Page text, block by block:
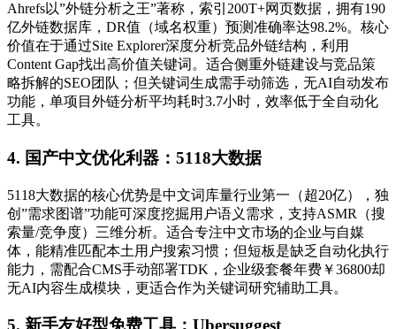
Ahrefs以”外链分析之王”著称，索引200T+网页数据，拥有190
亿外链数据库，DR值（域名权重）预测准确率达98.2%。核心
价值在于通过Site Explorer深度分析竞品外链结构，利用
Content Gap找出高价值关键词。适合侧重外链建设与竞品策
略拆解的SEO团队；但关键词生成需手动筛选，无AI自动发布
功能，单项目外链分析平均耗时3.7小时，效率低于全自动化
工具。
4. 国产中文优化利器：5118大数据
5118大数据的核心优势是中文词库量行业第一（超20亿），独
创”需求图谱”功能可深度挖掘用户语义需求，支持ASMR（搜
索量/竞争度）三维分析。适合专注中文市场的企业与自媒
体，能精准匹配本土用户搜索习惯；但短板是缺乏自动化执行
能力，需配合CMS手动部署TDK，企业级套餐年费￥36800却
无AI内容生成模块，更适合作为关键词研究辅助工具。
5. 新手友好型免费工具：Ubersuggest